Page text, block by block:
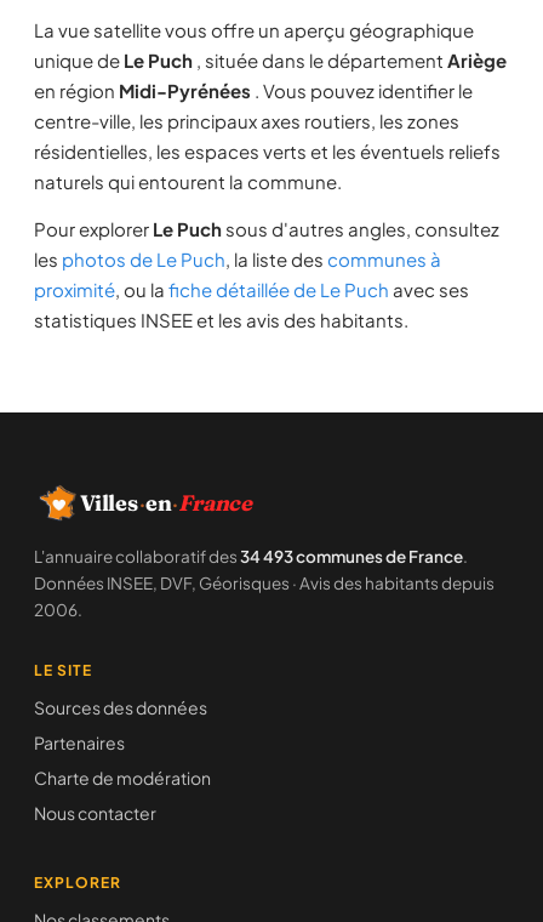
La vue satellite vous offre un aperçu géographique
unique de Le Puch , située dans le département Ariège
en région Midi-Pyrénées . Vous pouvez identifier le
centre-ville, les principaux axes routiers, les zones
résidentielles, les espaces verts et les éventuels reliefs
naturels qui entourent la commune.
Pour explorer Le Puch sous d'autres angles, consultez
les photos de Le Puch, la liste des communes à
proximité, ou la fiche détaillée de Le Puch avec ses
statistiques INSEE et les avis des habitants.
Villes·en·France
L'annuaire collaboratif des34 493 communes de France.
Données INSEE, DVF, Géorisques · Avis des habitants depuis
2006.
LE SITE
Sources des données
Partenaires
Charte de modération
Nous contacter
EXPLORER